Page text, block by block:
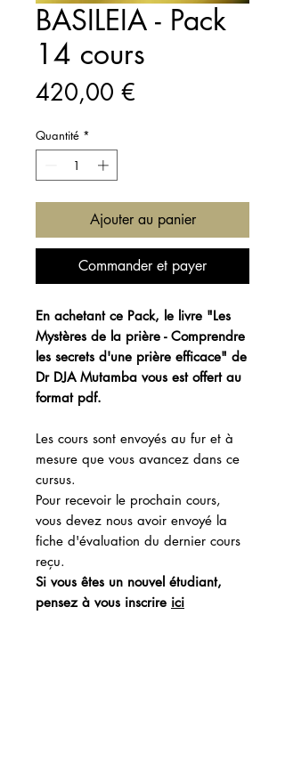
BASILEIA - Pack
14 cours
420,00 €
Quantité *
Ajouter au panier
Commander et payer
En achetant ce Pack, le livre "Les
Mystères de la prière - Comprendre
les secrets d'une prière efficace" de
Dr DJA Mutamba vous est offert au
format pdf.
Les cours sont envoyés au fur et à
mesure que vous avancez dans ce
cursus.
Pour recevoir le prochain cours,
vous devez nous avoir envoyé la
fiche d'évaluation du dernier cours
reçu.
Si vous êtes un nouvel étudiant,
pensez à vous inscrire ici